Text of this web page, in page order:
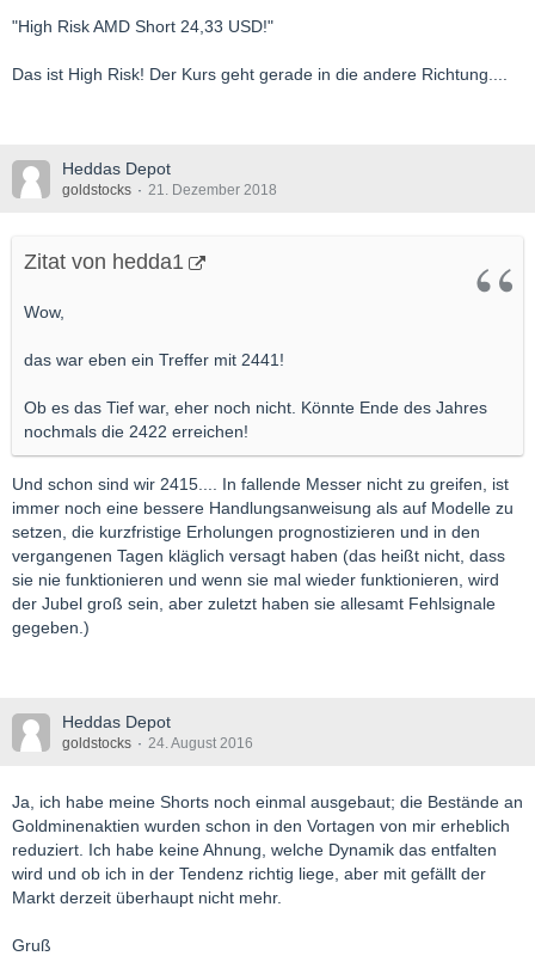
"High Risk AMD Short 24,33 USD!"
Das ist High Risk! Der Kurs geht gerade in die andere Richtung....
Heddas Depot
goldstocks 21. Dezember 2018
Zitat von hedda1
Wow,
das war eben ein Treffer mit 2441!
Ob es das Tief war, eher noch nicht. Könnte Ende des Jahres
nochmals die 2422 erreichen!
Und schon sind wir 2415.... In fallende Messer nicht zu greifen, ist
immer noch eine bessere Handlungsanweisung als auf Modelle zu
setzen, die kurzfristige Erholungen prognostizieren und in den
vergangenen Tagen kläglich versagt haben (das heißt nicht, dass
sie nie funktionieren und wenn sie mal wieder funktionieren, wird
der Jubel groß sein, aber zuletzt haben sie allesamt Fehlsignale
gegeben.)
Heddas Depot
goldstocks 24. August 2016
Ja, ich habe meine Shorts noch einmal ausgebaut; die Bestände an
Goldminenaktien wurden schon in den Vortagen von mir erheblich
reduziert. Ich habe keine Ahnung, welche Dynamik das entfalten
wird und ob ich in der Tendenz richtig liege, aber mit gefällt der
Markt derzeit überhaupt nicht mehr.
Gruß